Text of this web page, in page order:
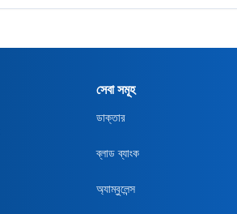
সেবা সমূহ
ডাক্তার
ব্লাড ব্যাংক
অ্যাম্বুলেন্স